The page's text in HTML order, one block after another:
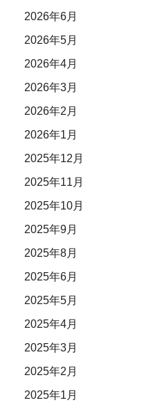
2026年6月
2026年5月
2026年4月
2026年3月
2026年2月
2026年1月
2025年12月
2025年11月
2025年10月
2025年9月
2025年8月
2025年6月
2025年5月
2025年4月
2025年3月
2025年2月
2025年1月